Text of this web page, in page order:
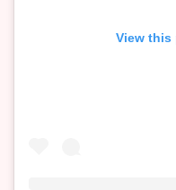
View this